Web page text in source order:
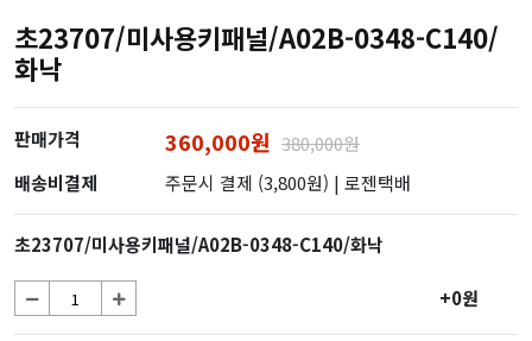
초23707/미사용키패널/A02B-0348-C140/
화낙
판매가격 360,000원 380,000원
배송비결제
주문시 결제 (3,800원) | 로젠택배
초23707/미사용키패널/A02B-0348-C140/화낙
+0원